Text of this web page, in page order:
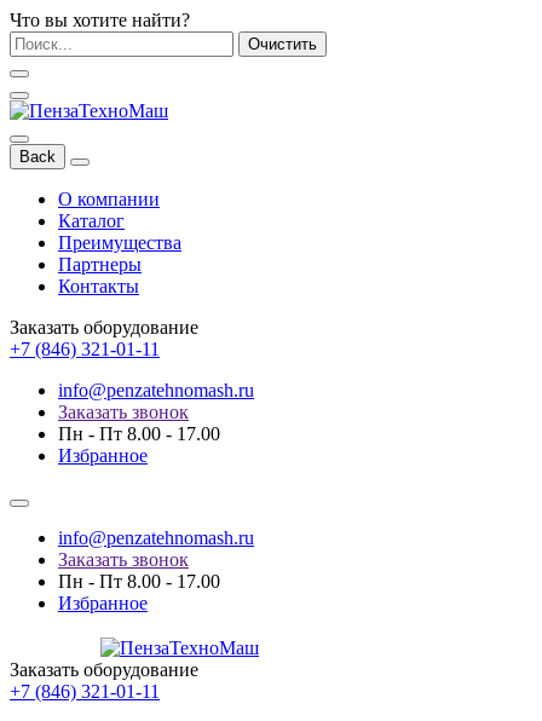
Что вы хотите найти?
Очистить
Back
О компании
Каталог
Преимущества
Партнеры
Контакты
Заказать оборудование
+7 (846) 321-01-11
info@penzatehnomash.ru
Заказать звонок
Пн - Пт 8.00 - 17.00
Избранное
info@penzatehnomash.ru
Заказать звонок
Пн - Пт 8.00 - 17.00
Избранное
Заказать оборудование
+7 (846) 321-01-11